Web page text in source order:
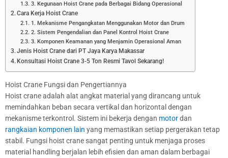
3. Kegunaan Hoist Crane pada Berbagai Bidang Operasional
Cara Kerja Hoist Crane
1. Mekanisme Pengangkatan Menggunakan Motor dan Drum
2. Sistem Pengendalian dan Panel Kontrol Hoist Crane
3. Komponen Keamanan yang Menjamin Operasional Aman
Jenis Hoist Crane dari PT Jaya Karya Makassar
Konsultasi Hoist Crane 3-5 Ton Resmi Tavol Sekarang!
Hoist Crane Fungsi dan Pengertiannya
Hoist crane adalah alat angkat material yang dirancang untuk
memindahkan beban secara vertikal dan horizontal dengan
mekanisme terkontrol. Sistem ini bekerja dengan motordan
rangkaian komponen lain yang memastikan setiap pergerakan tetap
stabil. Fungsi hoist crane sangat penting untuk menjaga proses
material handling berjalan lebih efisien dan aman dalam berbagai